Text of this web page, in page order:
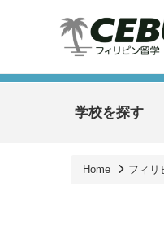
学校を探す
Home フィリ